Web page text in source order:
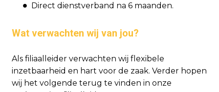
Direct dienstverband na 6 maanden.
Wat verwachten wij van jou?
Als filiaalleider verwachten wij flexibele
inzetbaarheid en hart voor de zaak. Verder hopen
wij het volgende terug te vinden in onze